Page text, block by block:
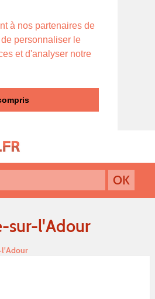
à nos partenaires de
personnaliser le
et d'analyser notre
l'Adour